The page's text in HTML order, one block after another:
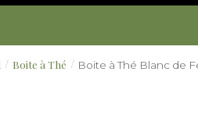
/ Boite à Thé / Boite à Thé Blanc de